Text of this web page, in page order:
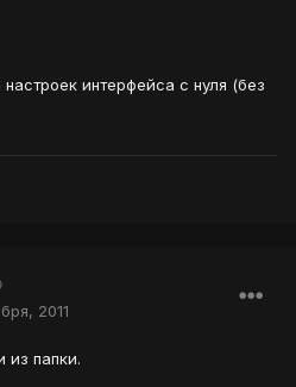
интерфейса с нуля (без
2011
из папки.